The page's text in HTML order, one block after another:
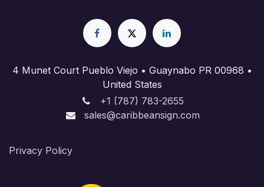
4 Munet Court Pueblo Viejo • Guaynabo PR 00968 •
United States
+1 (787) 783-2655
sales@caribbeansign.com
Priva​cy Policy